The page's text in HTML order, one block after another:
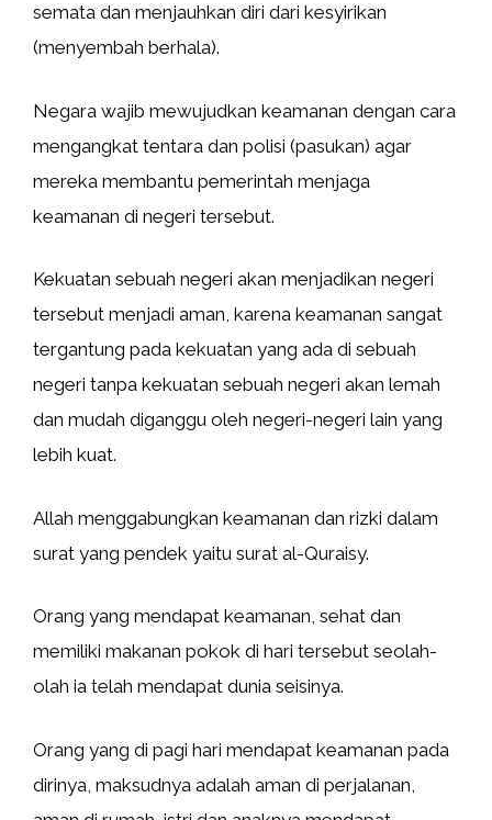
semata dan menjauhkan diri dari kesyirikan
(menyembah berhala).
Negara wajib mewujudkan keamanan dengan cara
mengangkat tentara dan polisi (pasukan) agar
mereka membantu pemerintah menjaga
keamanan di negeri tersebut.
Kekuatan sebuah negeri akan menjadikan negeri
tersebut menjadi aman, karena keamanan sangat
tergantung pada kekuatan yang ada di sebuah
negeri tanpa kekuatan sebuah negeri akan lemah
dan mudah diganggu oleh negeri-negeri lain yang
lebih kuat.
Allah menggabungkan keamanan dan rizki dalam
surat yang pendek yaitu surat al-Quraisy.
Orang yang mendapat keamanan, sehat dan
memiliki makanan pokok di hari tersebut seolah-
olah ia telah mendapat dunia seisinya.
Orang yang di pagi hari mendapat keamanan pada
dirinya, maksudnya adalah aman di perjalanan,